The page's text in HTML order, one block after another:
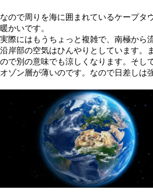
なので周りを海に囲まれているケープタ
暖かいです。
実際にはもうちょっと複雑で、南極から
沿岸部の空気はひんやりとしています。
ので別の意味でも涼しくなります。そし
オゾン層が薄いのです。なので日差しは